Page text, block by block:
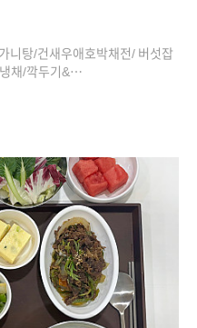
니탕/건새우애호박채전/ 버섯잡
채/깍두기&…